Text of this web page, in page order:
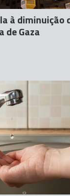
à diminuição
de Gaza